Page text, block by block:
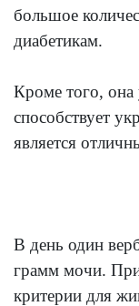
большое
диабетикам.
Кроме того, она
способствует
является
В день один
грамм мочи.
критерии для